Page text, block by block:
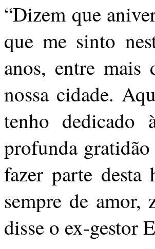
“Dizem que
que me sinto
anos, entre
nossa cidade.
tenho
profunda
fazer parte
sempre de amor,
disse o ex-gestor